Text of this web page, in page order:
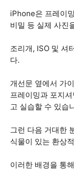
iPhone은 프레이
비밀 등 실제 사진
조리개, ISO 및 셔
다.
개선문 옆에서 가
프레이밍과 포지
고 실습할 수 있습
그런 다음 거대한
식물이 있는 환상
이러한 배경을 통